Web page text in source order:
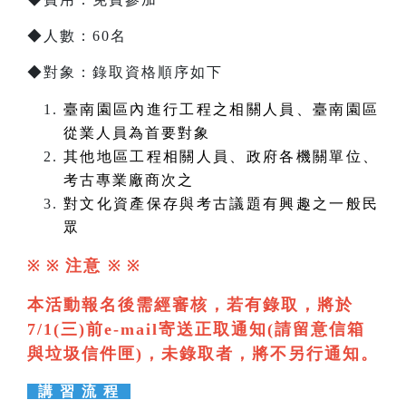
◆人數：60名
◆對象：錄取資格順序如下
臺南園區內進行工程之相關人員、臺南園區
從業人員為首要對象
其他地區工程相關人員、政府各機關單位、
考古專業廠商次之
對文化資產保存與考古議題有興趣之一般民
眾
※ ※ 注意 ※ ※
本活動報名後需經審核，若有錄取，將於
7/1(三)前e-mail寄送正取通知(請留意信箱
與垃圾信件匣)，未錄取者，將不另行通知。
講 習 流 程